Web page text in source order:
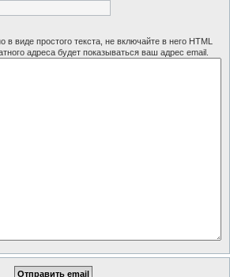
виде простого текста, не включайте в него HTML
адреса будет показываться ваш адрес email.